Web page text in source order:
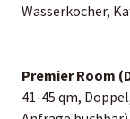
Wasserkocher,
Premier Room
41-45 qm,